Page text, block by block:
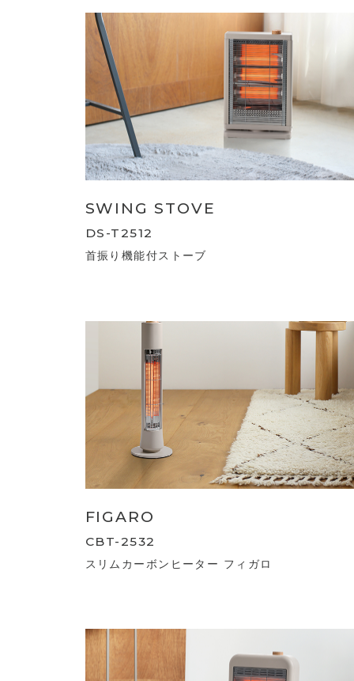
SWING STOVE
DS-T2512
首振り機能付ストーブ
FIGARO
CBT-2532
スリムカーボンヒーター フィガロ